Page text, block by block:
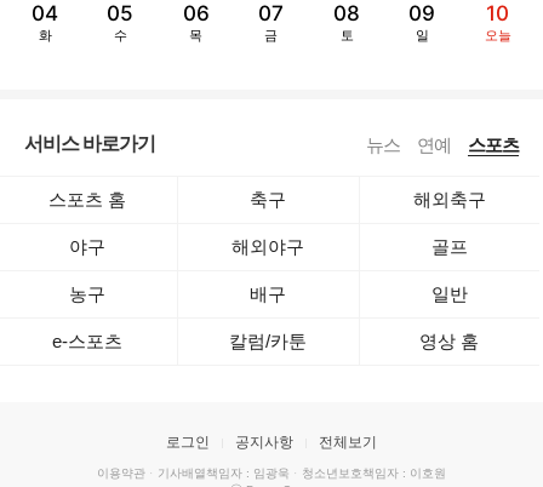
04
화
05
수
06
목
07
금
08
토
09
일
10
오늘
서비스 바로가기 뉴스 연예 스포츠
스포츠 홈 축구 해외축구
야구 해외야구 골프
농구 배구 일반
e-스포츠 칼럼/카툰 영상 홈
로그인 공지사항 전체보기
이용약관 · 기사배열책임자 : 임광욱 · 청소년보호책임자 : 이호원